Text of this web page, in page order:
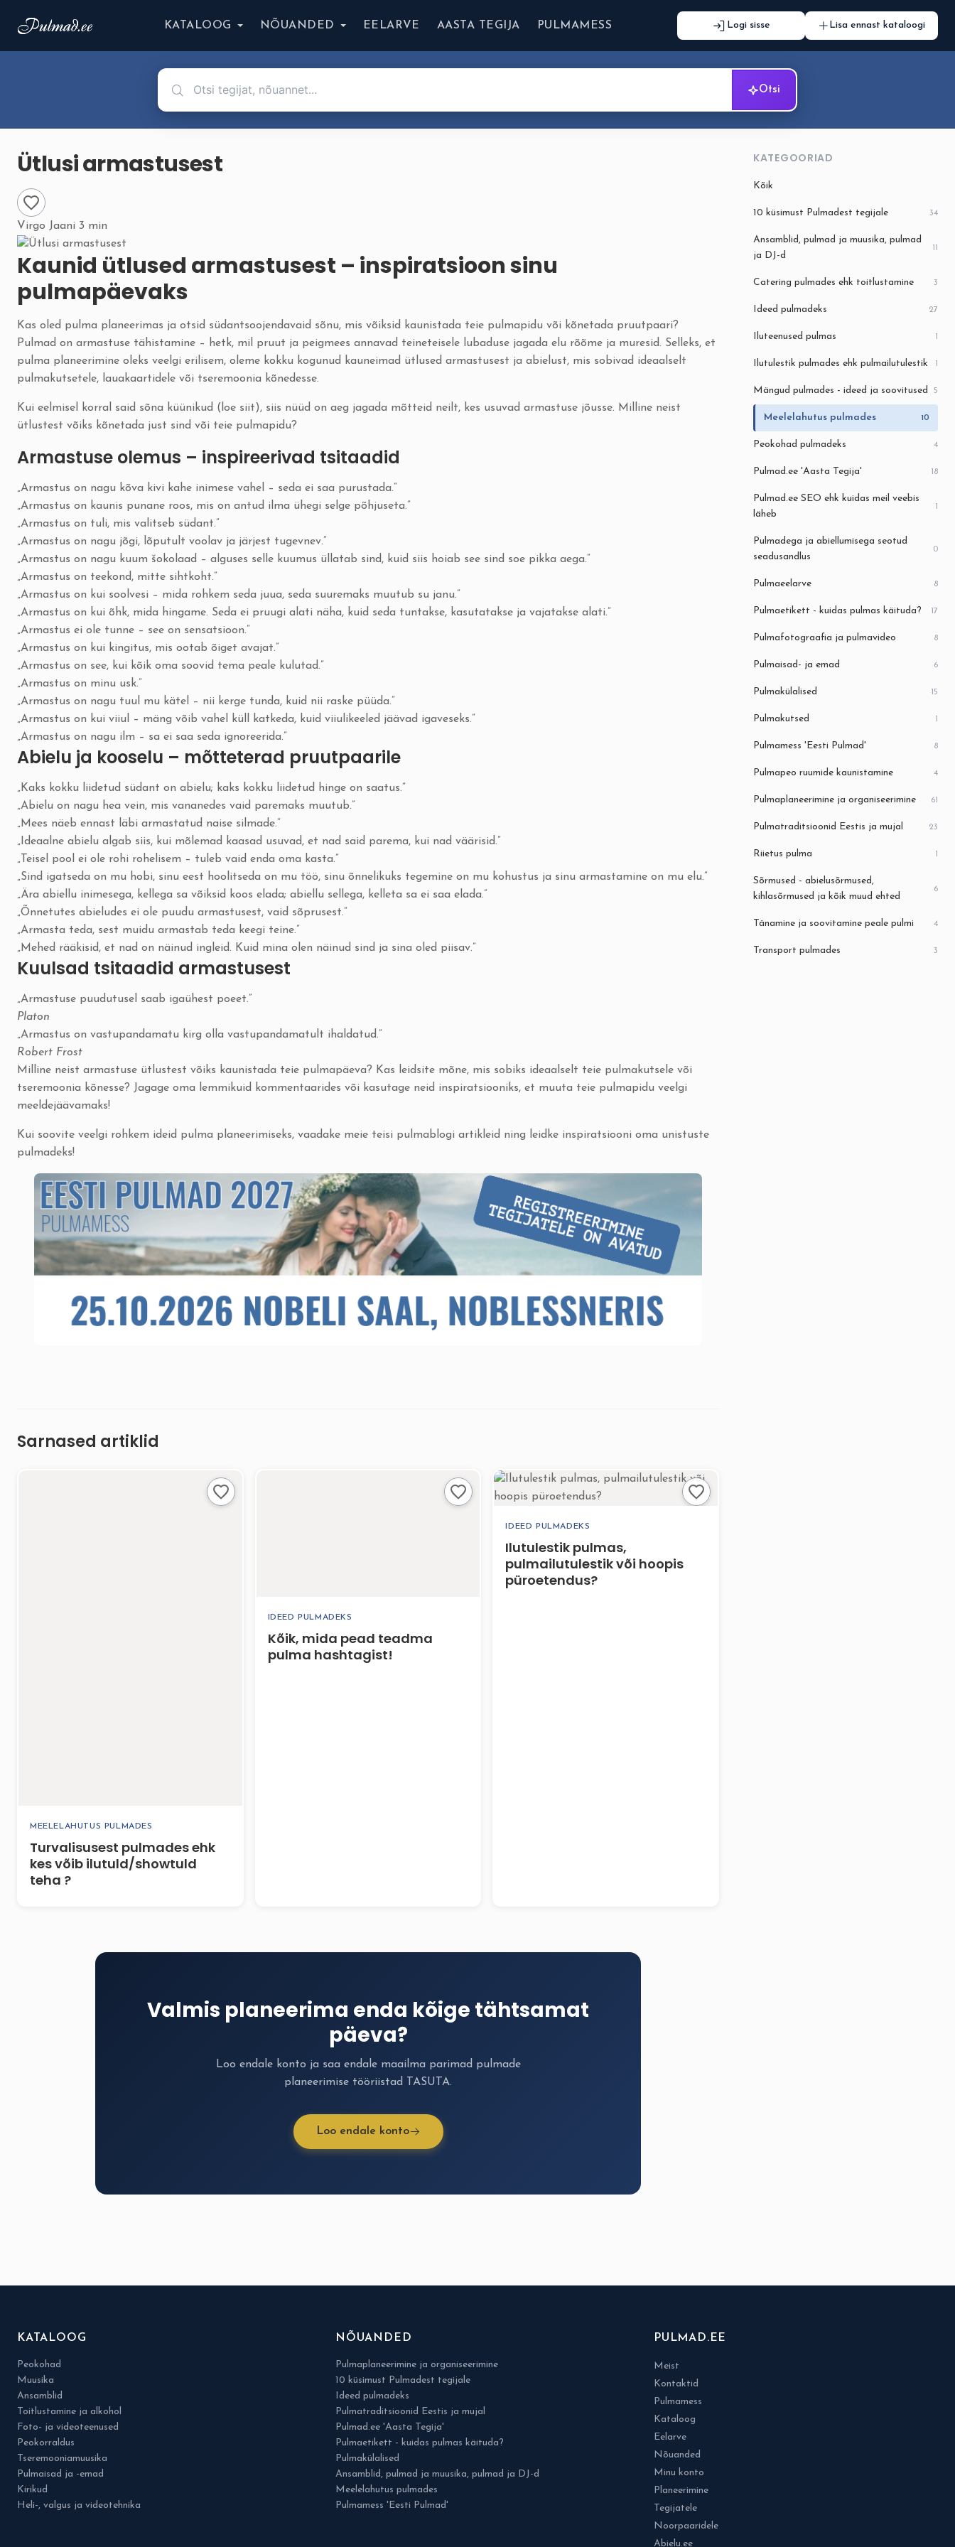
KATALOOG NÕUANDED EELARVE AASTA TEGIJA PULMAMESS Logi sisse Lisa ennast kataloogi
Otsi
Ütlusi armastusest
Virgo Jaani 3 min
Kaunid ütlused armastusest – inspiratsioon sinu
pulmapäevaks
Kas oled pulma planeerimas ja otsid südantsoojendavaid sõnu, mis võiksid kaunistada teie pulmapidu või kõnetada pruutpaari?
Pulmad on armastuse tähistamine – hetk, mil pruut ja peigmees annavad teineteisele lubaduse jagada elu rõõme ja muresid. Selleks, et
pulma planeerimine oleks veelgi erilisem, oleme kokku kogunud kauneimad ütlused armastusest ja abielust, mis sobivad ideaalselt
pulmakutsetele, lauakaartidele või tseremoonia kõnedesse.
Kui eelmisel korral said sõna küünikud ( loe siit), siis nüüd on aeg jagada mõtteid neilt, kes usuvad armastuse jõusse. Milline neist
ütlustest võiks kõnetada just sind või teie pulmapidu?
Armastuse olemus – inspireerivad tsitaadid
„Armastus on nagu kõva kivi kahe inimese vahel – seda ei saa purustada.”
„Armastus on kaunis punane roos, mis on antud ilma ühegi selge põhjuseta.”
„Armastus on tuli, mis valitseb südant.”
„Armastus on nagu jõgi, lõputult voolav ja järjest tugevnev.”
„Armastus on nagu kuum šokolaad – alguses selle kuumus üllatab sind, kuid siis hoiab see sind soe pikka aega.”
„Armastus on teekond, mitte sihtkoht.”
„Armastus on kui soolvesi – mida rohkem seda juua, seda suuremaks muutub su janu.”
„Armastus on kui õhk, mida hingame. Seda ei pruugi alati näha, kuid seda tuntakse, kasutatakse ja vajatakse alati.”
„Armastus ei ole tunne – see on sensatsioon.”
„Armastus on kui kingitus, mis ootab õiget avajat.”
„Armastus on see, kui kõik oma soovid tema peale kulutad.”
„Armastus on minu usk.”
„Armastus on nagu tuul mu kätel – nii kerge tunda, kuid nii raske püüda.”
„Armastus on kui viiul – mäng võib vahel küll katkeda, kuid viiulikeeled jäävad igaveseks.”
„Armastus on nagu ilm – sa ei saa seda ignoreerida.”
Abielu ja kooselu – mõtteterad pruutpaarile
„Kaks kokku liidetud südant on abielu; kaks kokku liidetud hinge on saatus.”
„Abielu on nagu hea vein, mis vananedes vaid paremaks muutub.”
„Mees näeb ennast läbi armastatud naise silmade.”
„Ideaalne abielu algab siis, kui mõlemad kaasad usuvad, et nad said parema, kui nad väärisid.”
„Teisel pool ei ole rohi rohelisem – tuleb vaid enda oma kasta.”
„Sind igatseda on mu hobi, sinu eest hoolitseda on mu töö, sinu õnnelikuks tegemine on mu kohustus ja sinu armastamine on mu elu.”
„Ära abiellu inimesega, kellega sa võiksid koos elada; abiellu sellega, kelleta sa ei saa elada.”
„Õnnetutes abieludes ei ole puudu armastusest, vaid sõprusest.”
„Armasta teda, sest muidu armastab teda keegi teine.”
„Mehed rääkisid, et nad on näinud ingleid. Kuid mina olen näinud sind ja sina oled piisav.”
Kuulsad tsitaadid armastusest
„Armastuse puudutusel saab igaühest poeet.”
Platon
„Armastus on vastupandamatu kirg olla vastupandamatult ihaldatud.”
Robert Frost
Milline neist armastuse ütlustest võiks kaunistada teie pulmapäeva? Kas leidsite mõne, mis sobiks ideaalselt teie pulmakutsele või
tseremoonia kõnesse? Jagage oma lemmikuid kommentaarides või kasutage neid inspiratsiooniks, et muuta teie pulmapidu veelgi
meeldejäävamaks!
Kui soovite veelgi rohkem ideid pulma planeerimiseks, vaadake meie teisi pulmablogi artikleid ning leidke inspiratsiooni oma unistuste
pulmadeks!
Sarnased artiklid
MEELELAHUTUS PULMADES
Turvalisusest pulmades ehk
kes võib ilutuld/showtuld
teha ?
IDEED PULMADEKS
Kõik, mida pead teadma
pulma hashtagist!
IDEED PULMADEKS
Ilutulestik pulmas,
pulmailutulestik või hoopis
püroetendus?
Valmis planeerima enda kõige tähtsamat
päeva?
Loo endale konto ja saa endale maailma parimad pulmade
planeerimise tööriistad TASUTA.
Loo endale konto
KATEGOORIAD
Kõik
10 küsimust Pulmadest tegijale 34
Ansamblid, pulmad ja muusika, pulmad
ja DJ-d
11
Catering pulmades ehk toitlustamine 3
Ideed pulmadeks 27
Iluteenused pulmas 1
Ilutulestik pulmades ehk pulmailutulestik 1
Mängud pulmades - ideed ja soovitused 5
Meelelahutus pulmades 10
Peokohad pulmadeks 4
Pulmad.ee 'Aasta Tegija' 18
Pulmad.ee SEO ehk kuidas meil veebis
läheb
1
Pulmadega ja abiellumisega seotud
seadusandlus
0
Pulmaeelarve 8
Pulmaetikett - kuidas pulmas käituda? 17
Pulmafotograafia ja pulmavideo 8
Pulmaisad- ja emad 6
Pulmakülalised 15
Pulmakutsed 1
Pulmamess 'Eesti Pulmad' 8
Pulmapeo ruumide kaunistamine 4
Pulmaplaneerimine ja organiseerimine 61
Pulmatraditsioonid Eestis ja mujal 23
Riietus pulma 1
Sõrmused - abielusõrmused,
kihlasõrmused ja kõik muud ehted
6
Tänamine ja soovitamine peale pulmi 4
Transport pulmades 3
KATALOOG
Peokohad
Muusika
Ansamblid
Toitlustamine ja alkohol
Foto- ja videoteenused
Peokorraldus
Tseremooniamuusika
Pulmaisad ja -emad
Kirikud
Heli-, valgus ja videotehnika
NÕUANDED
Pulmaplaneerimine ja organiseerimine
10 küsimust Pulmadest tegijale
Ideed pulmadeks
Pulmatraditsioonid Eestis ja mujal
Pulmad.ee 'Aasta Tegija'
Pulmaetikett - kuidas pulmas käituda?
Pulmakülalised
Ansamblid, pulmad ja muusika, pulmad ja DJ-d
Meelelahutus pulmades
Pulmamess 'Eesti Pulmad'
PULMAD.EE
Meist
Kontaktid
Pulmamess
Kataloog
Eelarve
Nõuanded
Minu konto
Planeerimine
Tegijatele
Noorpaaridele
Abielu.ee